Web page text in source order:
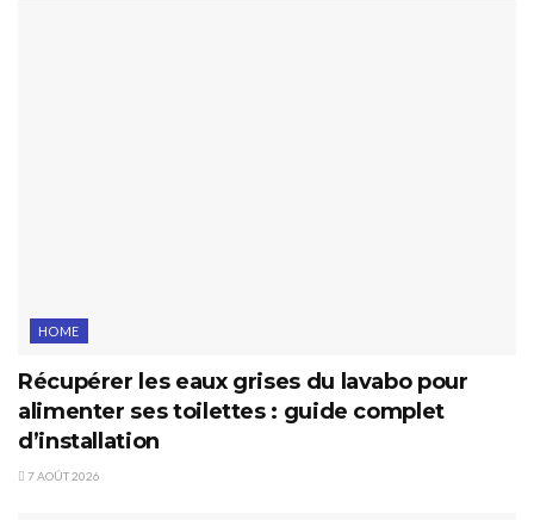
HOME
Récupérer les eaux grises du lavabo pour
alimenter ses toilettes : guide complet
d’installation
7 AOÛT 2026